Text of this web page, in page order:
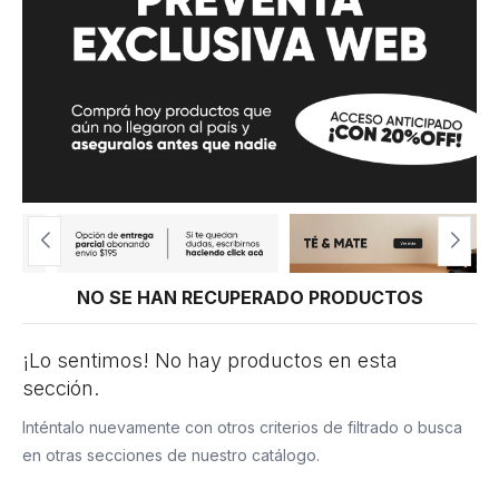
NO SE HAN RECUPERADO PRODUCTOS
¡Lo sentimos! No hay productos en esta
sección.
Inténtalo nuevamente con otros criterios de filtrado o busca
en otras secciones de nuestro catálogo.